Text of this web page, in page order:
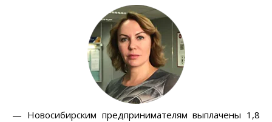
— Новосибирским предпринимателям выплачены 1,8